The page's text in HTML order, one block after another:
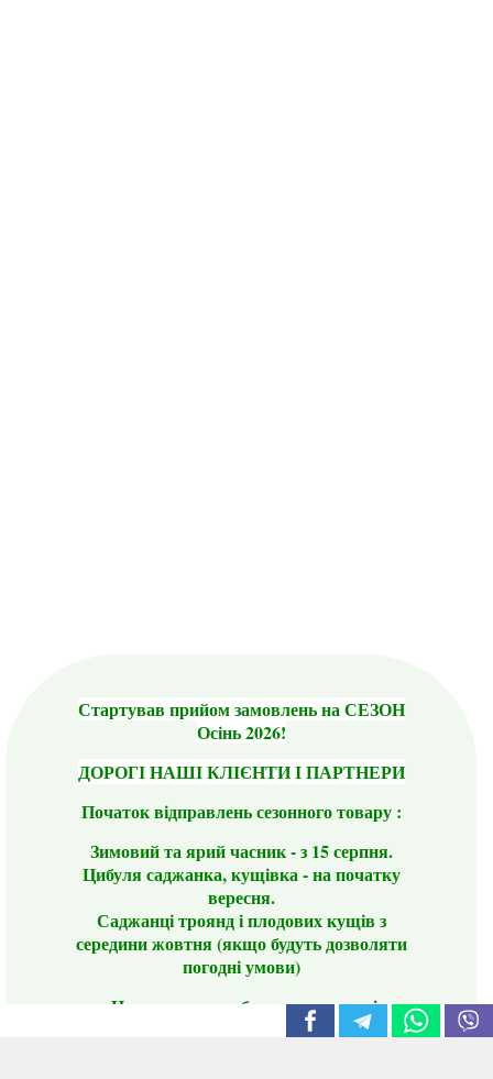
Стартував прийом замовлень на СЕЗОН
Осінь 2026!
ДОРОГІ НАШІ КЛІЄНТИ І ПАРТНЕРИ
Початок відправлень сезонного товару :
Зимовий та ярий часник - з 15 серпня.
Цибуля саджанка, кущівка - на початку
вересня.
Саджанці троянд і плодових кущів з
середини жовтня (якщо будуть дозволяти
погодні умови)
Цього сезону ви будете задоволені
традиційно гарним асортиментом цибулі